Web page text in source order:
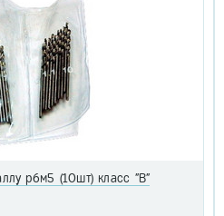
р6м5 (10шт) класс "В"